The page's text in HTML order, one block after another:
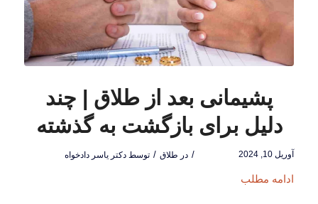
پشیمانی بعد از طلاق | چند
دلیل برای بازگشت به گذشته
آوریل 10, 2024 / در طلاق / توسط دکتر یاسر دادخواه
ادامه مطلب